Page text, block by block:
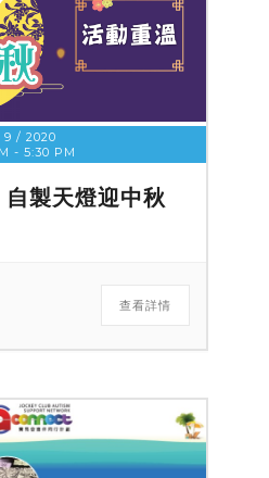
9 / 2020
- 5:30 PM
製天燈迎中秋
查看詳情